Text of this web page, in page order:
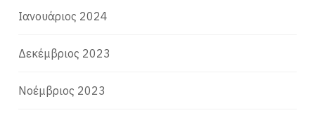
Ιανουάριος 2024
Δεκέμβριος 2023
Νοέμβριος 2023